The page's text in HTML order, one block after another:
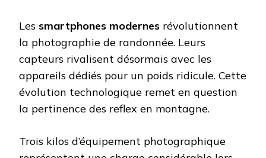
Les smartphones modernes révolutionnent
la photographie de randonnée. Leurs
capteurs rivalisent désormais avec les
appareils dédiés pour un poids ridicule. Cette
évolution technologique remet en question
la pertinence des reflex en montagne.
Trois kilos d’équipement photographique